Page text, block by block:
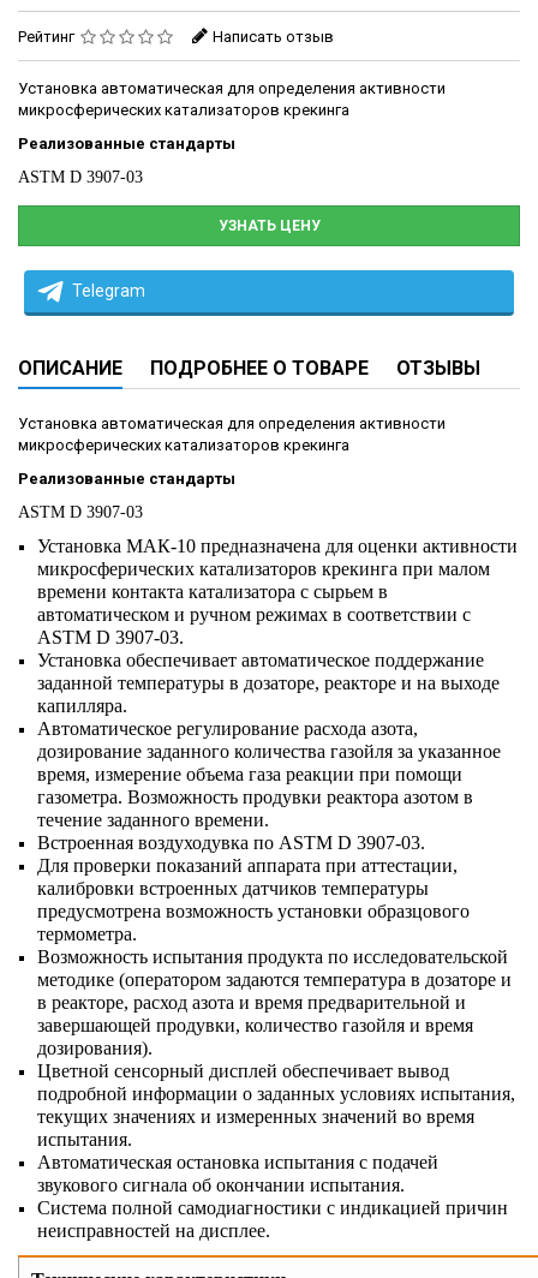
Рейтинг Написать отзыв
Установка автоматическая для определения активности
микросферических катализаторов крекинга
Реализованные стандарты
ASTM D 3907-03
УЗНАТЬ ЦЕНУ
Telegram
ОПИСАНИЕ ПОДРОБНЕЕ О ТОВАРЕ ОТЗЫВЫ
Установка автоматическая для определения активности
микросферических катализаторов крекинга
Реализованные стандарты
ASTM D 3907-03
Установка МАК-10 предназначена для оценки активности
микросферических катализаторов крекинга при малом
времени контакта катализатора с сырьем в
автоматическом и ручном режимах в соответствии с
ASTM D 3907-03.
Установка обеспечивает автоматическое поддержание
заданной температуры в дозаторе, реакторе и на выходе
капилляра.
Автоматическое регулирование расхода азота,
дозирование заданного количества газойля за указанное
время, измерение объема газа реакции при помощи
газометра. Возможность продувки реактора азотом в
течение заданного времени.
Встроенная воздуходувка по ASTM D 3907-03.
Для проверки показаний аппарата при аттестации,
калибровки встроенных датчиков температуры
предусмотрена возможность установки образцового
термометра.
Возможность испытания продукта по исследовательской
методике (оператором задаются температура в дозаторе и
в реакторе, расход азота и время предварительной и
завершающей продувки, количество газойля и время
дозирования).
Цветной сенсорный дисплей обеспечивает вывод
подробной информации о заданных условиях испытания,
текущих значениях и измеренных значений во время
испытания.
Автоматическая остановка испытания с подачей
звукового сигнала об окончании испытания.
Система полной самодиагностики с индикацией причин
неисправностей на дисплее.